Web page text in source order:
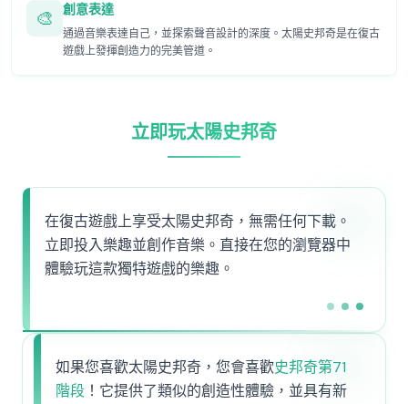
🎨 創意表達
通過音樂表達自己，並探索聲音設計的深度。太陽史邦奇是在復古
遊戲上發揮創造力的完美管道。
立即玩太陽史邦奇
在復古遊戲上享受太陽史邦奇，無需任何下載。
立即投入樂趣並創作音樂。直接在您的瀏覽器中
體驗玩這款獨特遊戲的樂趣。
如果您喜歡太陽史邦奇，您會喜歡史邦奇第71
階段 ！它提供了類似的創造性體驗，並具有新